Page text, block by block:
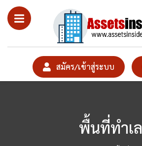
สมัคร/เข้าสู่ระบบ
พื้นที่ทำเล